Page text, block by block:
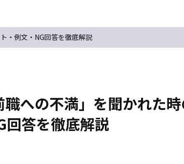
・例文・NG回答を徹底解説
職への不満」を聞かれた
回答を徹底解説